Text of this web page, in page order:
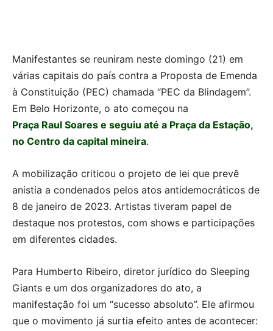
Manifestantes se reuniram neste domingo (21) em
várias capitais do país contra a Proposta de Emenda
à Constituição (PEC) chamada “PEC da Blindagem”.
Em Belo Horizonte, o ato começou na
Praça Raul Soares e seguiu até a Praça da Estação,
no Centro da capital mineira.
A mobilização criticou o projeto de lei que prevê
anistia a condenados pelos atos antidemocráticos de
8 de janeiro de 2023. Artistas tiveram papel de
destaque nos protestos, com shows e participações
em diferentes cidades.
Para Humberto Ribeiro, diretor jurídico do Sleeping
Giants e um dos organizadores do ato, a
manifestação foi um “sucesso absoluto”. Ele afirmou
que o movimento já surtia efeito antes de acontecer: